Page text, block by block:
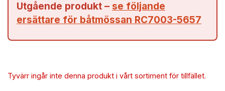
Utgående produkt – se följande
ersättare för båtmössan RC7003-5657
Tyvärr ingår inte denna produkt i vårt sortiment för tillfället.